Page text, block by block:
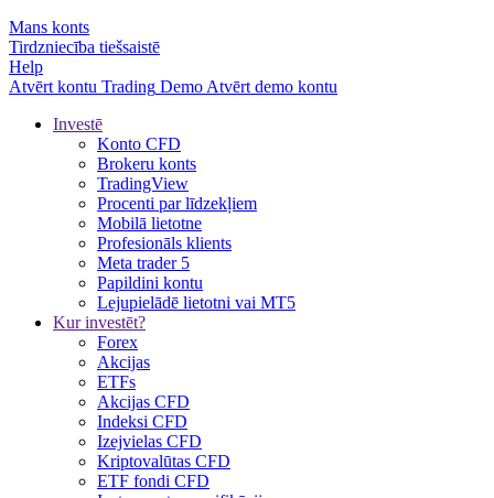
Mans konts
Tirdzniecība tiešsaistē
Help
Atvērt kontu Trading Demo Atvērt demo kontu
Investē
Konto CFD
Brokeru konts
TradingView
Procenti par līdzekļiem
Mobilā lietotne
Profesionāls klients
Meta trader 5
Papildini kontu
Lejupielādē lietotni vai MT5
Kur investēt?
Forex
Akcijas
ETFs
Akcijas CFD
Indeksi CFD
Izejvielas CFD
Kriptovalūtas CFD
ETF fondi CFD